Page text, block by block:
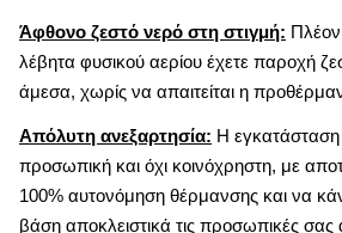
Άφθονο ζεστό νερό στη στιγμή: Πλέον
λέβητα φυσικού αερίου έχετε παροχή
άμεσα, χωρίς να απαιτείται η
Απόλυτη ανεξαρτησία: Η εγκατάσταση
προσωπική και όχι κοινόχρηστη, με
100% αυτονόμηση θέρμανσης και να
βάση αποκλειστικά τις προσωπικές σας